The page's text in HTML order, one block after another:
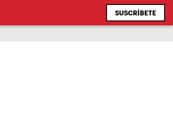
SUSCRÍBETE